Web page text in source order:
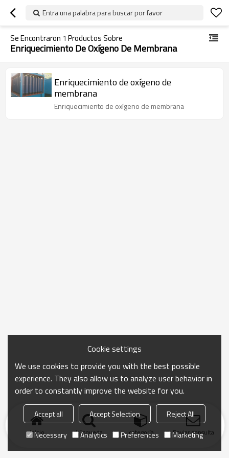
Entra una palabra para buscar por favor
Se Encontraron 1 Productos Sobre
Enriquecimiento De Oxígeno De Membrana
Enriquecimiento de oxígeno de
membrana
Enriquecimiento de oxígeno de membrana
Inicio búsqueda categoría Enviar consulta
Cookie settings
We use cookies to provide you with the best possible
experience. They also allow us to analyze user behavior in
order to constantly improve the website for you.
Accept all Accept Selection
Reject All
Necessary
Analytics Preferences Marketing